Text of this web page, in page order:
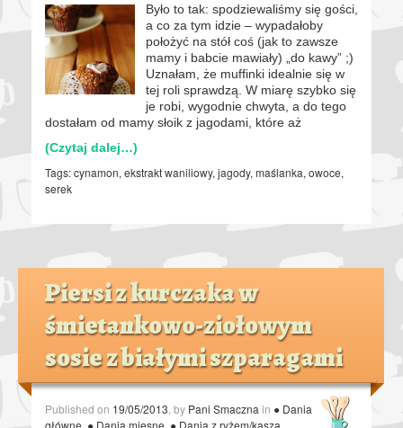
Było to tak: spodziewaliśmy się gości,
a co za tym idzie – wypadałoby
położyć na stół coś (jak to zawsze
mamy i babcie mawiały) „do kawy” ;)
Uznałam, że muffinki idealnie się w
tej roli sprawdzą. W miarę szybko się
je robi, wygodnie chwyta, a do tego
dostałam od mamy słoik z jagodami, które aż
(Czytaj dalej…)
Tags:cynamon, ekstrakt waniliowy, jagody, maślanka, owoce,
serek
Piersi z kurczaka w
śmietankowo-ziołowym
sosie z białymi szparagami
Published on 19/05/2013 , by Pani Smaczna in ● Dania
główne ● Dania mięsne ● Dania z ryżem/kaszą